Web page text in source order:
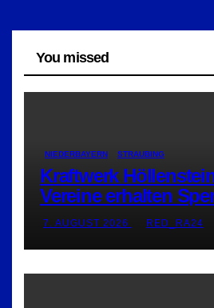
You missed
NIEDERBAYERN STRAUBING
Kraftwerk
Vereine erhalten
7. AUGUST 2026 RED_RA24